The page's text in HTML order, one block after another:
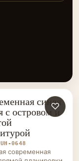
НА ЗАКАЗ ♡
синяя
с островом и
0648
современная